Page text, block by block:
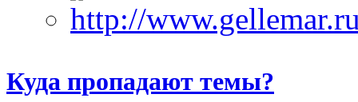
Куда пропадают темы?